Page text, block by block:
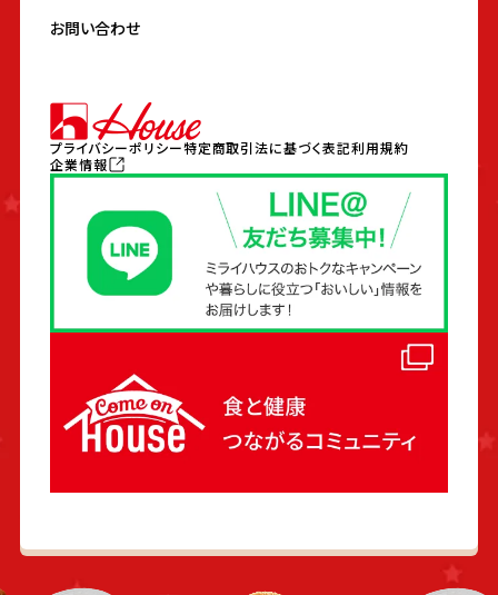
プライバシーポリシー特定商取引法に基づく表記利用規約
企業情報
お問い合わせ